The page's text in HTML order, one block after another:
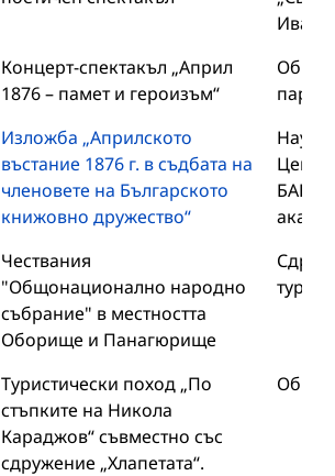
Концерт-спектакъл „Април
1876 – памет и героизъм“
Изложба „Априлското
въстание 1876 г. в съдбата на
членовете на Българското
книжовно дружество“
БАН,
Чествания
"Общонационално народно
събрание" в местността
Оборище и Панагюрище
Туристически поход „По
стъпките на Никола
Караджов“ съвместно със
сдружение „Хлапетата“.